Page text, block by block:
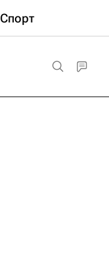
Спорт